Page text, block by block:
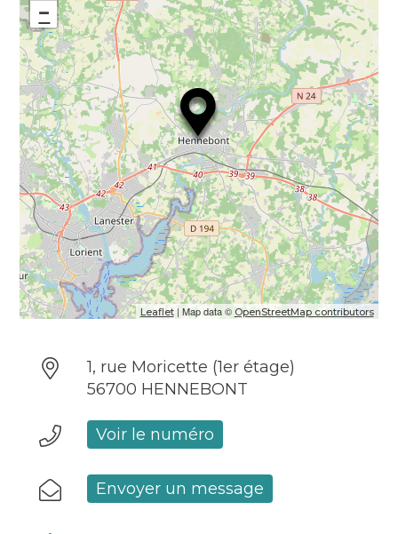
−
Leaflet| Map data © OpenStreetMap contributors
1, rue Moricette (1er étage)
56700 HENNEBONT
Voir le numéro
Envoyer un message